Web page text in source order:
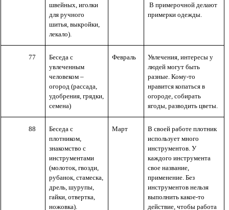
швейных, иголки
для ручного
шитья, выкройки,
лекало).
В примерочной делают
примерки одежды.
77
Беседа с
увлеченным
человеком –
огород (рассада,
удобрения, грядки,
семена)
Февраль
Увлечения, интересы у
людей могут быть
разные. Кому-то
нравится копаться в
огороде, собирать
ягоды, разводить цветы.
88
Беседа с
плотником,
знакомство с
инструментами
(молоток, гвозди,
рубанок, стамеска,
дрель, шурупы,
гайки, отвертка,
ножовка).
Март
В своей работе плотник
использует много
инструментов. У
каждого инструмента
свое название,
применение. Без
инструментов нельзя
выполнить какое-то
действие, чтобы работа